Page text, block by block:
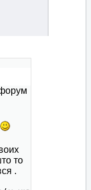
то
.